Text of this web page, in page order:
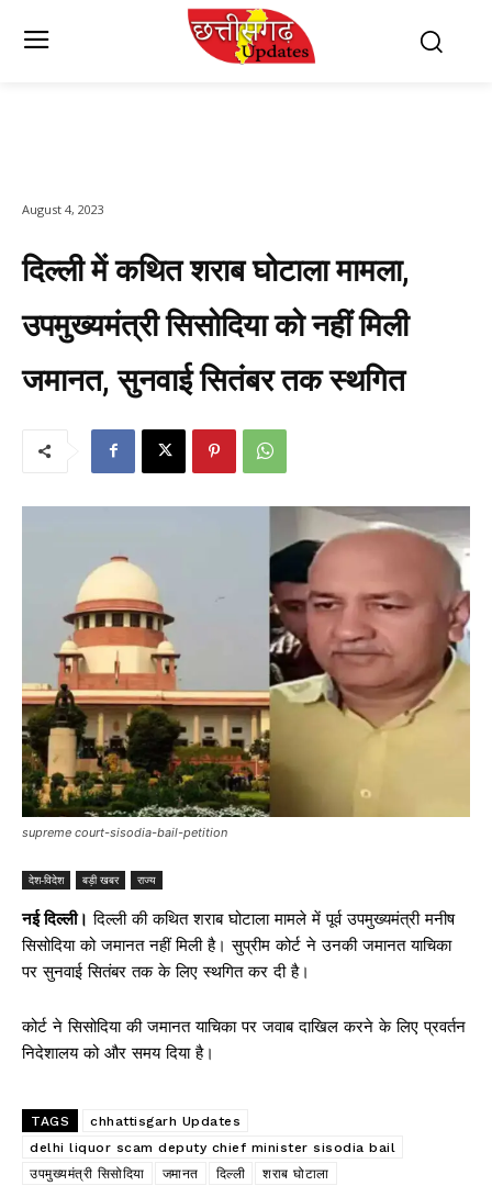
August 4, 2023
दिल्ली में कथित शराब घोटाला मामला,
उपमुख्यमंत्री सिसोदिया को नहीं मिली
जमानत, सुनवाई सितंबर तक स्थगित
supreme court-sisodia-bail-petition
देश-विदेश बड़ी खबर राज्य
नई दिल्ली। दिल्ली की कथित शराब घोटाला मामले में पूर्व उपमुख्यमंत्री मनीष
सिसोदिया को जमानत नहीं मिली है। सुप्रीम कोर्ट ने उनकी जमानत याचिका
पर सुनवाई सितंबर तक के लिए स्थगित कर दी है।
कोर्ट ने सिसोदिया की जमानत याचिका पर जवाब दाखिल करने के लिए प्रवर्तन
निदेशालय को और समय दिया है।
TAGS
chhattisgarh Updates
delhi liquor scam deputy chief minister sisodia bail
उपमुख्यमंत्री सिसोदिया
जमानत दिल्ली शराब घोटाला